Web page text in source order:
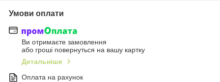
Умови оплати
Ви отримаєте замовлення
або гроші повернуться на вашу картку
Детальніше
Оплата на рахунок